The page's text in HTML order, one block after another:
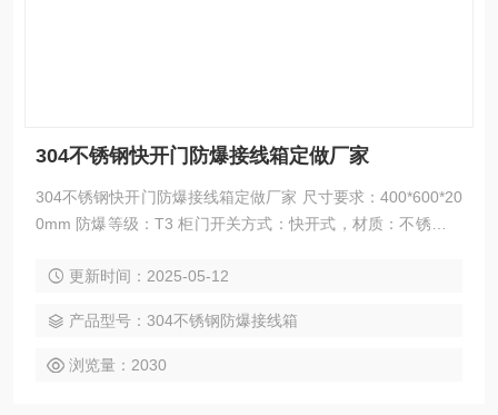
304不锈钢快开门防爆接线箱定做厂家
304不锈钢快开门防爆接线箱定做厂家 尺寸要求：400*600*20
0mm 防爆等级：T3 柜门开关方式：快开式，材质：不锈钢，
出线开孔尺寸：∅20mm。
更新时间：2025-05-12
产品型号：304不锈钢防爆接线箱
浏览量：2030